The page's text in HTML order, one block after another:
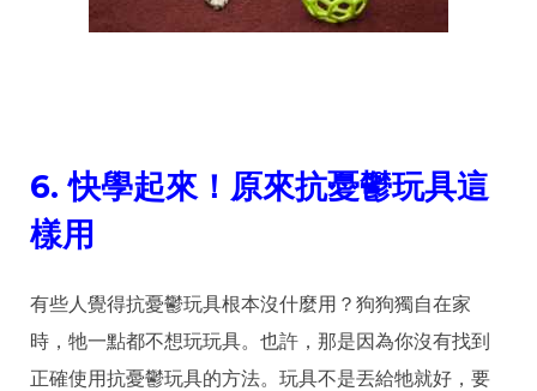
6.快學起來！原來抗憂鬱玩具這
樣用
有些人覺得抗憂鬱玩具根本沒什麼用？狗狗獨自在家
時，牠一點都不想玩玩具。也許，那是因為你沒有找到
正確使用抗憂鬱玩具的方法。玩具不是丟給牠就好，要